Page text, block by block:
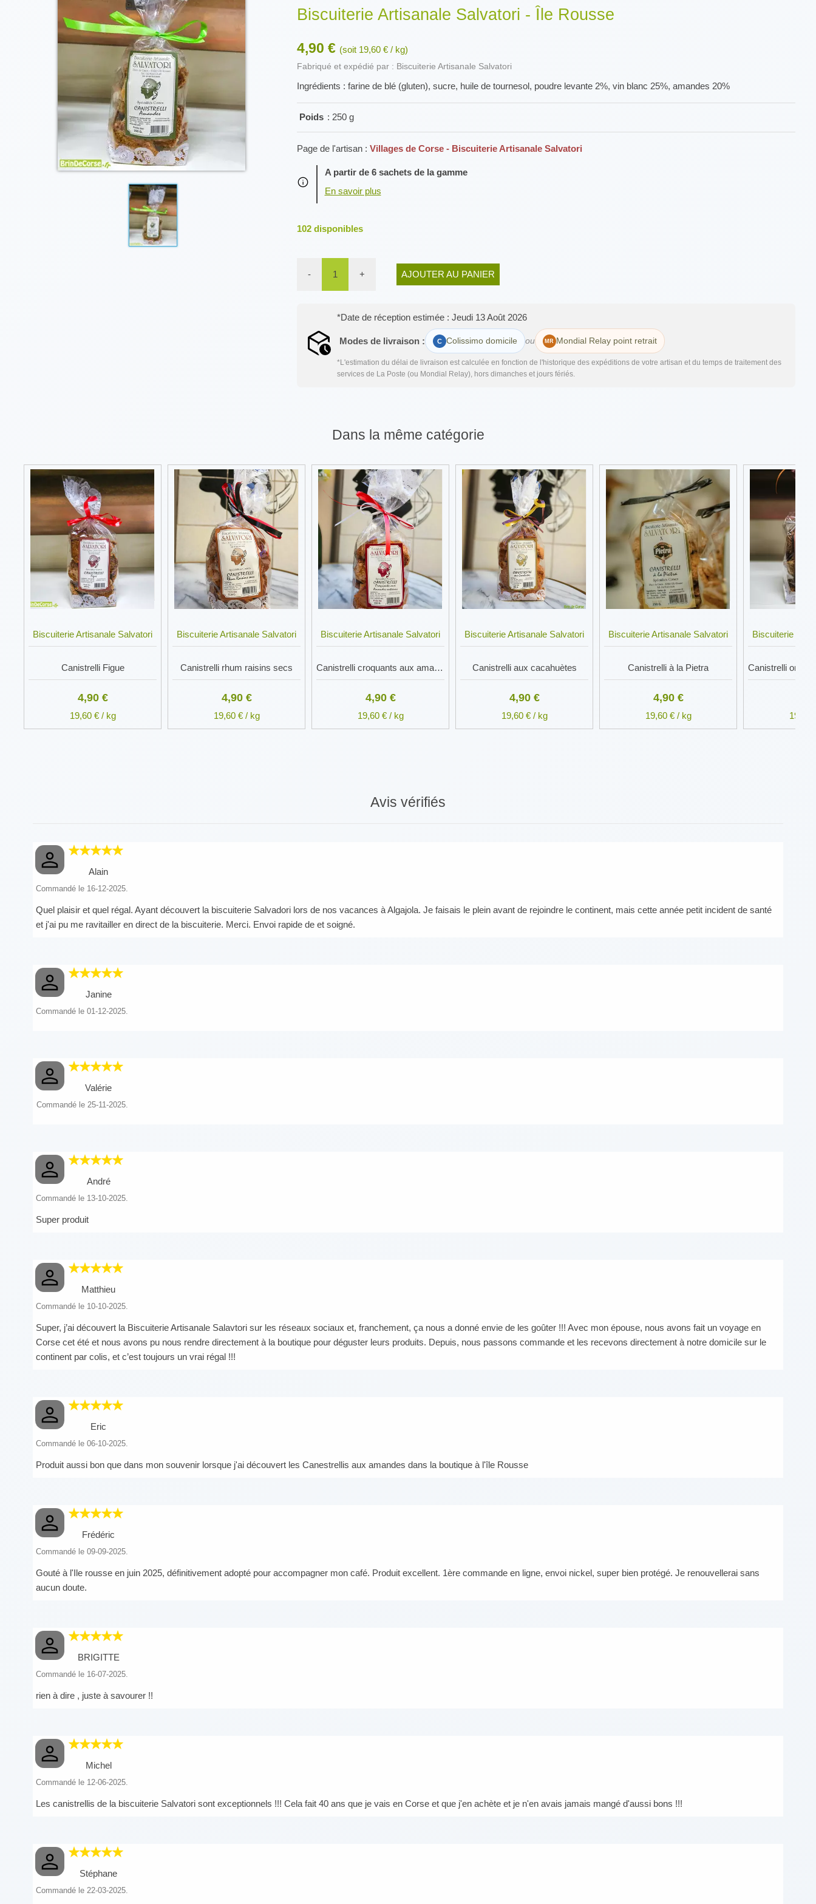
Biscuiterie Artisanale Salvatori - Île Rousse
4,90 € (soit 19,60 € / kg)
Fabriqué et expédié par : Biscuiterie Artisanale Salvatori
Ingrédients : farine de blé (gluten), sucre, huile de tournesol, poudre levante 2%, vin blanc 25%, amandes 20%
Poids : 250 g
Page de l'artisan : Villages de Corse - Biscuiterie Artisanale Salvatori
A partir de 6 sachets de la gamme
102 disponibles
- 1 + AJOUTER AU PANIER
*Date de réception estimée : Jeudi 13 Août 2026
Modes de livraison : Colissimo domicile ou Mondial Relay point retrait
*L'estimation du délai de livraison est calculée en fonction de l'historique des expéditions de votre artisan et du temps de traitement des
services de La Poste (ou Mondial Relay), hors dimanches et jours fériés.
Dans la même catégorie
Biscuiterie Artisanale Salvatori
Canistrelli Figue
4,90 €
19,60 € / kg
Biscuiterie Artisanale Salvatori
Canistrelli rhum raisins secs
4,90 €
19,60 € / kg
Biscuiterie Artisanale Salvatori
Canistrelli croquants aux amandes entières
4,90 €
19,60 € / kg
Biscuiterie Artisanale Salvatori
Canistrelli aux cacahuètes
4,90 €
19,60 € / kg
Biscuiterie Artisanale Salvatori
Canistrelli à la Pietra
4,90 €
19,60 € / kg
Biscuiterie
19,60
Avis vérifiés
Alain
Commandé le 16-12-2025.
Quel plaisir et quel régal. Ayant découvert la biscuiterie Salvadori lors de nos vacances à Algajola. Je faisais le plein avant de rejoindre le continent, mais cette année petit incident de santé
et j'ai pu me ravitailler en direct de la biscuiterie. Merci. Envoi rapide de et soigné.
Janine
Commandé le 01-12-2025.
Valérie
Commandé le 25-11-2025.
André
Commandé le 13-10-2025.
Super produit
Matthieu
Commandé le 10-10-2025.
Super, j’ai découvert la Biscuiterie Artisanale Salavtori sur les réseaux sociaux et, franchement, ça nous a donné envie de les goûter !!! Avec mon épouse, nous avons fait un voyage en
Corse cet été et nous avons pu nous rendre directement à la boutique pour déguster leurs produits. Depuis, nous passons commande et les recevons directement à notre domicile sur le
continent par colis, et c’est toujours un vrai régal !!!
Eric
Commandé le 06-10-2025.
Produit aussi bon que dans mon souvenir lorsque j'ai découvert les Canestrellis aux amandes dans la boutique à l'île Rousse
Frédéric
Commandé le 09-09-2025.
Gouté à l'Ile rousse en juin 2025, définitivement adopté pour accompagner mon café. Produit excellent. 1ère commande en ligne, envoi nickel, super bien protégé. Je renouvellerai sans
aucun doute.
BRIGITTE
Commandé le 16-07-2025.
rien à dire , juste à savourer !!
Michel
Commandé le 12-06-2025.
Les canistrellis de la biscuiterie Salvatori sont exceptionnels !!! Cela fait 40 ans que je vais en Corse et que j'en achète et je n'en avais jamais mangé d'aussi bons !!!
Stéphane
Commandé le 22-03-2025.